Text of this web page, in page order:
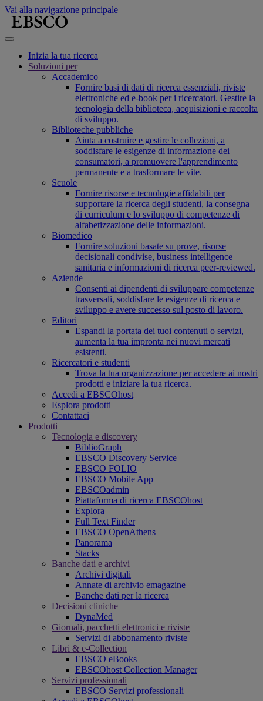
Vai alla navigazione principale
Inizia la tua ricerca
Soluzioni per
Accademico
Fornire basi di dati di ricerca essenziali, riviste
elettroniche ed e-book per i ricercatori. Gestire la
tecnologia della biblioteca, acquisizioni e raccolta
di sviluppo.
Biblioteche pubbliche
Aiuta a costruire e gestire le collezioni, a
soddisfare le esigenze di informazione dei
consumatori, a promuovere l'apprendimento
permanente e a trasformare le vite.
Scuole
Fornire risorse e tecnologie affidabili per
supportare la ricerca degli studenti, la consegna
di curriculum e lo sviluppo di competenze di
alfabetizzazione delle informazioni.
Biomedico
Fornire soluzioni basate su prove, risorse
decisionali condivise, business intelligence
sanitaria e informazioni di ricerca peer-reviewed.
Aziende
Consenti ai dipendenti di sviluppare competenze
trasversali, soddisfare le esigenze di ricerca e
sviluppo e avere successo sul posto di lavoro.
Editori
Espandi la portata dei tuoi contenuti o servizi,
aumenta la tua impronta nei nuovi mercati
esistenti.
Ricercatori e studenti
Trova la tua organizzazione per accedere ai nostri
prodotti e iniziare la tua ricerca.
Accedi a EBSCOhost
Esplora prodotti
Contattaci
Prodotti
Tecnologia e discovery
BiblioGraph
EBSCO Discovery Service
EBSCO FOLIO
EBSCO Mobile App
EBSCOadmin
Piattaforma di ricerca EBSCOhost
Explora
Full Text Finder
EBSCO OpenAthens
Panorama
Stacks
Banche dati e archivi
Archivi digitali
Annate di archivio emagazine
Banche dati per la ricerca
Decisioni cliniche
DynaMed
Giornali, pacchetti elettronici e riviste
Servizi di abbonamento riviste
Libri & e-Collection
EBSCO eBooks
EBSCOhost Collection Manager
Servizi professionali
EBSCO Servizi professionali